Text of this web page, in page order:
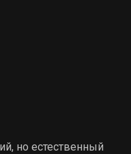
но естественный